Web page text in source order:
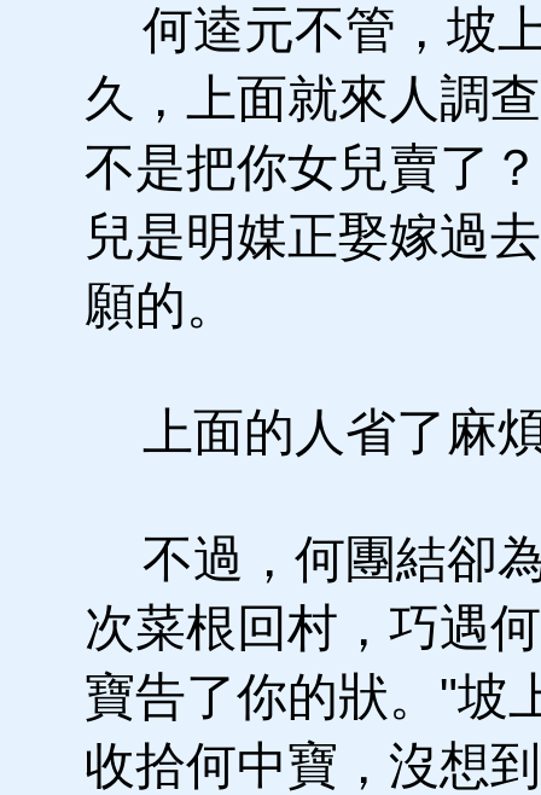
何逵元不管，坡
久，上面就來人調
不是把你女兒賣了
兒是明媒正娶嫁過
願的。
上面的人省了麻
不過，何團結卻
次菜根回村，巧遇
寶告了你的狀。"坡
收拾何中寶，沒想